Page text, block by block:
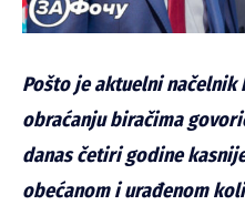
Pošto je aktuelni načelnik
obraćanju biračima
danas četiri godine
obećanom i urađenom